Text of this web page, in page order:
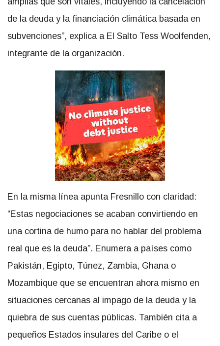
de la deuda y la financiación climática basada en
subvenciones”, explica a El Salto Tess Woolfenden,
integrante de la organización.
En la misma línea apunta Fresnillo con claridad:
“Estas negociaciones se acaban convirtiendo en
una cortina de humo para no hablar del problema
real que es la deuda”. Enumera a países como
Pakistán, Egipto, Túnez, Zambia, Ghana o
Mozambique que se encuentran ahora mismo en
situaciones cercanas al impago de la deuda y la
quiebra de sus cuentas públicas. También cita a
pequeños Estados insulares del Caribe o el